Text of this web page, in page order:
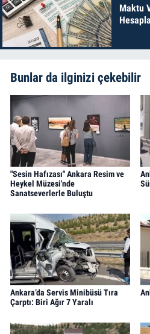
Maktu
Bunlar da ilginizi çekebilir
"Sesin Hafızası" Ankara Resim ve
Heykel Müzesi'nde
Sanatseverlerle Buluştu
Ankara’da Servis Minibüsü Tıra
Çarptı: Biri Ağır 7 Yaralı